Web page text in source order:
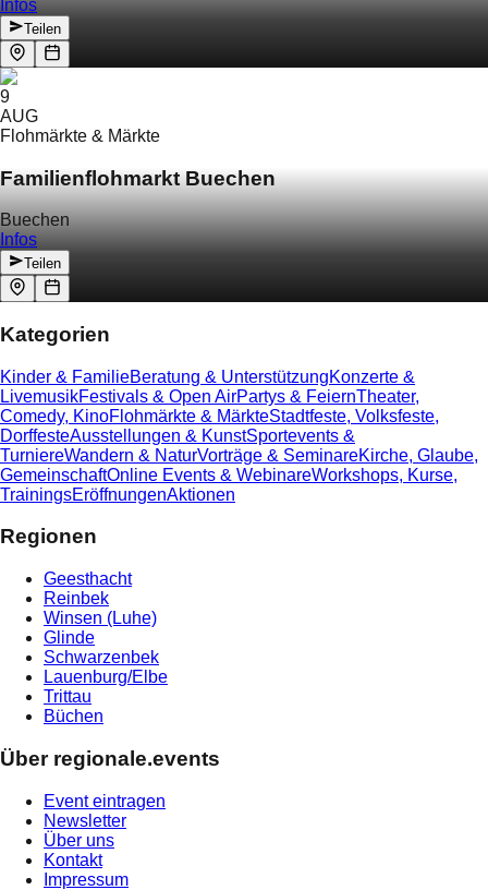
Infos
Teilen
9
AUG
Flohmärkte & Märkte
Familienflohmarkt Buechen
Buechen
Infos
Teilen
Kategorien
Kinder & FamilieBeratung & UnterstützungKonzerte &
LivemusikFestivals & Open AirPartys & FeiernTheater,
Comedy, KinoFlohmärkte & MärkteStadtfeste, Volksfeste,
DorffesteAusstellungen & KunstSportevents &
TurniereWandern & NaturVorträge & SeminareKirche, Glaube,
GemeinschaftOnline Events & WebinareWorkshops, Kurse,
TrainingsEröffnungenAktionen
Regionen
Geesthacht
Reinbek
Winsen (Luhe)
Glinde
Schwarzenbek
Lauenburg/Elbe
Trittau
Büchen
Über regionale.events
Event eintragen
Newsletter
Über uns
Kontakt
Impressum